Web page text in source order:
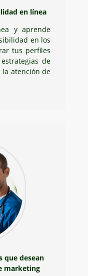
en línea
y aprende
en los
tus perfiles
de
atención de
que desean
marketing